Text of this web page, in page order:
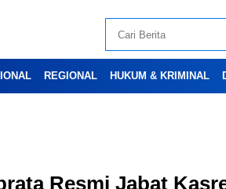
REGIONAL HUKUM & KRIMINAL
Resmi Jabat
Advertesment